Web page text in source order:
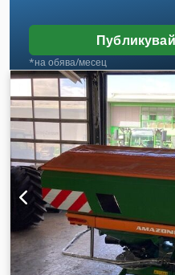
*на обява/месец